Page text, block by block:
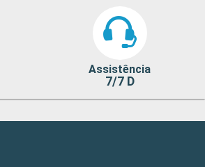
Assistência
7/7 D